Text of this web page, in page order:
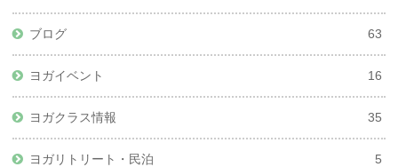
ブログ 63
ヨガイベント 16
ヨガクラス情報 35
ヨガリトリート・民泊 5